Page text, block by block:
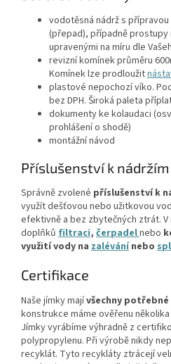
vodotěsná nádrž s
(přepad), případně prostupy
upravenými na míru dle
revizní komínek průměru
Komínek lze prodloužit
plastové nepochozí víko.
bez DPH. Široká paleta
dokumenty ke kolaudaci
prohlášení o shodě)
montážní návod
Příslušenství k
Správně zvolené příslušenství k
využít dešťovou nebo užitkovou
efektivně a bez zbytečných ztrát.
doplňků filtraci, čerpadelnebo
využití vody na zalévání nebo
Certifikace
Naše jímky majívšechny
konstrukce máme ověřenu
Jímky vyrábíme výhradně z
polypropylenu. Při výrobě nikdy
recyklát. Tyto recykláty ztrácejí